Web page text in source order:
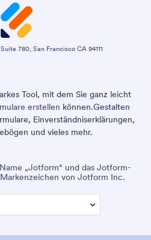
780, San Francisco CA 94111
Tool, mit dem Sie ganz leicht
erstellen können.Gestalten
Einverständniserklärungen,
und vieles mehr.
„Jotform“ und das Jotform-
von Jotform Inc.